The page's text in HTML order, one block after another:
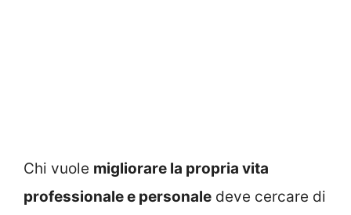
Chi vuole migliorare la propria vita
professionale e personale deve cercare di